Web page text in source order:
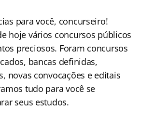
para você, concurseiro!
hoje vários concursos públicos
preciosos. Foram concursos
bancas definidas,
novas convocações e editais
tudo para você se
seus estudos.